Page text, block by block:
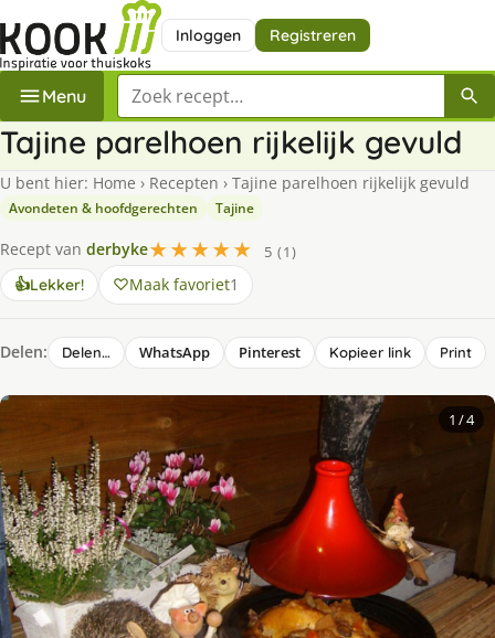
Inloggen Registreren
Menu Zoek een recept
Tajine parelhoen rijkelijk gevuld
U bent hier: Home › Recepten › Tajine parelhoen rijkelijk gevuld
Avondeten & hoofdgerechten Tajine
Recept van derbyke★★★★★
5 (1)
👍Lekker! Maak favoriet1
Delen: Delen… WhatsApp Pinterest Kopieer link Print
1 / 4